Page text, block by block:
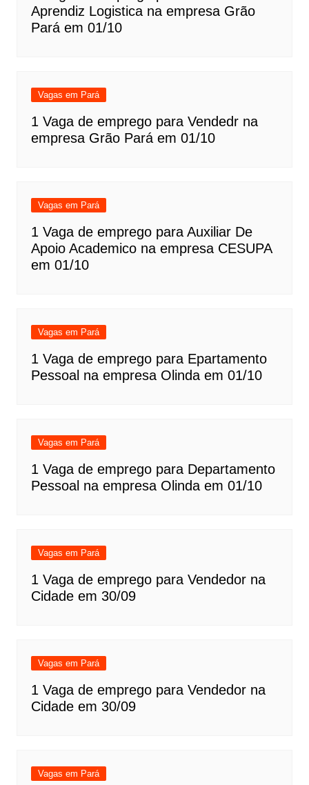
Aprendiz Logistica na empresa Grão
Pará em 01/10
Vagas em Pará
1 Vaga de emprego para Vendedr na
empresa Grão Pará em 01/10
Vagas em Pará
1 Vaga de emprego para Auxiliar De
Apoio Academico na empresa CESUPA
em 01/10
Vagas em Pará
1 Vaga de emprego para Epartamento
Pessoal na empresa Olinda em 01/10
Vagas em Pará
1 Vaga de emprego para Departamento
Pessoal na empresa Olinda em 01/10
Vagas em Pará
1 Vaga de emprego para Vendedor na
Cidade em 30/09
Vagas em Pará
1 Vaga de emprego para Vendedor na
Cidade em 30/09
Vagas em Pará